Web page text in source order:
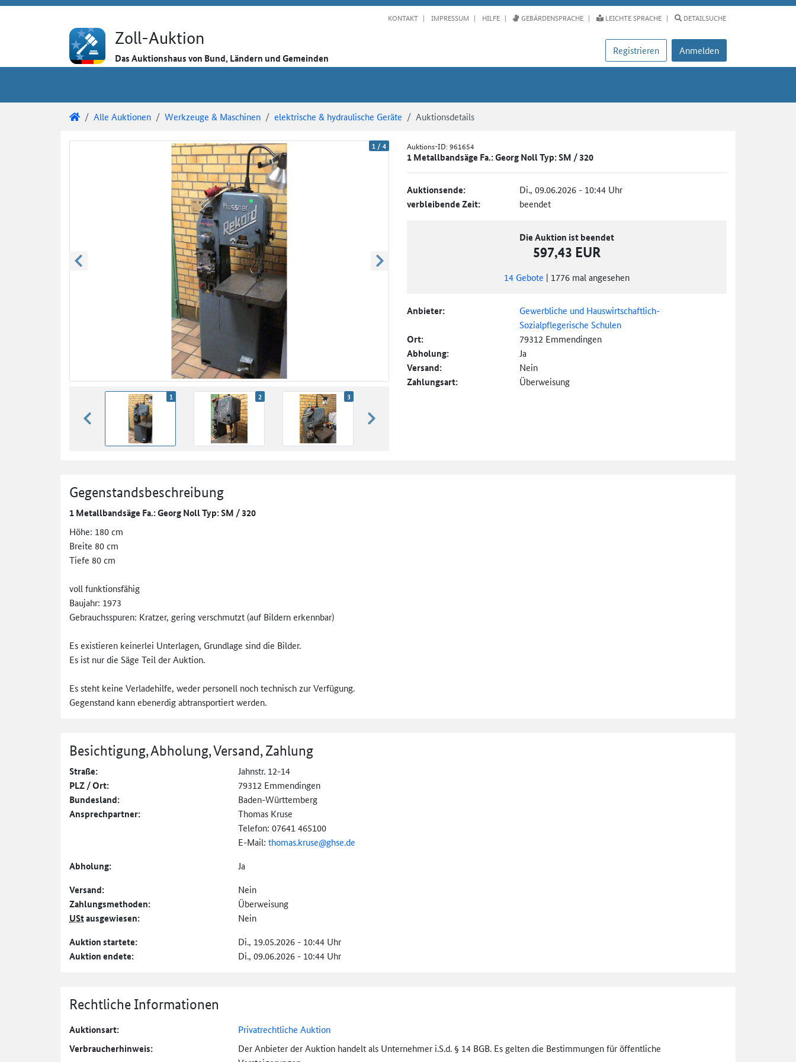
KONTAKT IMPRESSUM HILFE GEBÄRDENSPRACHE LEICHTE SPRACHE DETAILSUCHE
Zoll-Auktion
Das Auktionshaus von Bund, Ländern und Gemeinden
Registrieren Anmelden
Zoll-Auktion
Alle Auktionen Werkzeuge & Maschinen elektrische & hydraulische Geräte Auktionsdetails
Auktionsdetails 1 /4
zurück blättern weiter blättern
zurück blättern
1 2 3
weiter blättern
Auktions-ID:961654
1 Metallbandsäge Fa.: Georg Noll Typ: SM / 320
Auktionsende: Di., 09.06.2026 - 10:44 Uhr
verbleibende Zeit: beendet
Die Auktion ist beendet
597,43 EUR
14 Gebote | 1776 mal angesehen
Anbieter:
Gewerbliche und Hauswirtschaftlich-
Sozialpflegerische Schulen
Ort: 79312 Emmendingen
Abholung: Ja
Versand: Nein
Zahlungsart: Überweisung
Gegenstandsbeschreibung
1 Metallbandsäge Fa.: Georg Noll Typ: SM / 320
Höhe: 180 cm
Breite 80 cm
Tiefe 80 cm
voll funktionsfähig
Baujahr: 1973
Gebrauchsspuren: Kratzer, gering verschmutzt (auf Bildern erkennbar)
Es existieren keinerlei Unterlagen, Grundlage sind die Bilder.
Es ist nur die Säge Teil der Auktion.
Es steht keine Verladehilfe, weder personell noch technisch zur Verfügung.
Gegenstand kann ebenerdig abtransportiert werden.
Besichtigung, Abholung, Versand, Zahlung
Straße: Jahnstr. 12-14
PLZ / Ort: 79312 Emmendingen
Bundesland: Baden-Württemberg
Ansprechpartner:
Thomas Kruse
Telefon: 07641 465100
E-Mail: thomas.kruse@ghse.de
Abholung: Ja
Versand: Nein
Zahlungs­methoden: Überweisung
UStausgewiesen: Nein
Auktion startete: Di., 19.05.2026 - 10:44 Uhr
Auktion endete: Di., 09.06.2026 - 10:44 Uhr
Rechtliche Informationen
Auktionsart: Privatrechtliche Auktion
Verbraucher­hinweis:
Der Anbieter der Auktion handelt als Unternehmer i.S.d. § 14 BGB. Es gelten die Bestimmungen für öffentliche